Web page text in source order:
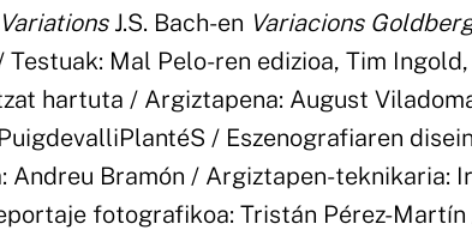
J.S. Bach-en Variacions
Testuak: Mal Pelo-ren edizioa, Tim
hartuta / Argiztapena: August
/ Eszenografiaren
Andreu Bramón / Argiztapen-teknikaria:
fotografikoa: Tristán Pérez-Martín